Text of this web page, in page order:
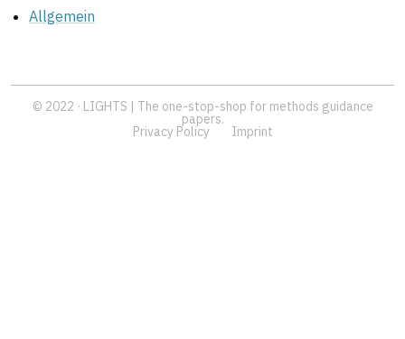
Allgemein
© 2022 · LIGHTS | The one-stop-shop for methods guidance
papers.
Privacy Policy Imprint